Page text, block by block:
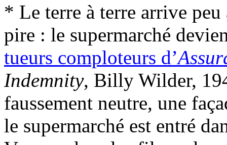
* Le terre à terre arrive
pire : le supermarché
tueurs comploteurs d’
Indemnity, Billy Wilder,
faussement neutre, une
le supermarché est entré